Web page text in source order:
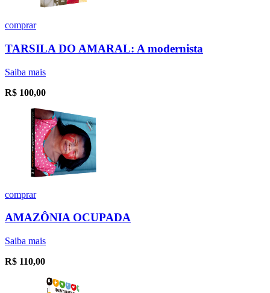
comprar
TARSILA DO AMARAL: A modernista
Saiba mais
R$ 100,00
comprar
AMAZÔNIA OCUPADA
Saiba mais
R$ 110,00